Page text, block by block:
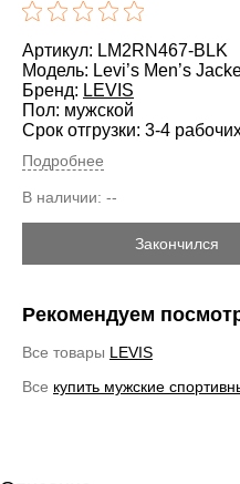
Артикул: LM2RN467-BLK
Модель: Levi’s Men’s
Бренд: LEVIS
Пол: мужской
Срок отгрузки: 3-4
Подробнее
В наличии: --
Закончился
Рекомендуем
Все товары LEVIS
Все купить мужские